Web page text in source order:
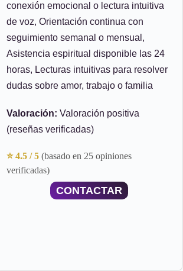
conexión emocional o lectura intuitiva
de voz, Orientación continua con
seguimiento semanal o mensual,
Asistencia espiritual disponible las 24
horas, Lecturas intuitivas para resolver
dudas sobre amor, trabajo o familia
Valoración: Valoración positiva
(reseñas verificadas)
⭐ 4.5 / 5 (basado en 25 opiniones
verificadas)
CONTACTAR